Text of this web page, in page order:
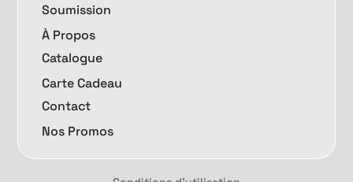
Soumission
À Propos
Catalogue
Carte Cadeau
Contact
Nos Promos